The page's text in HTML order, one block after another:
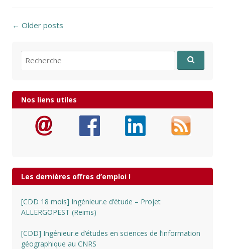
Posts navigation
← Older posts
Recherche pour:
Nos liens utiles
Les dernières offres d’emploi !
[CDD 18 mois] Ingénieur.e d’étude – Projet
ALLERGOPEST (Reims)
[CDD] Ingénieur.e d’études en sciences de l’information
géographique au CNRS